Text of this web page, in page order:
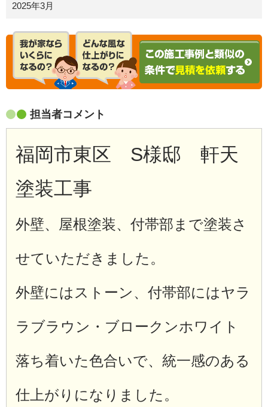
2025年3月
担当者コメント
福岡市東区 S様邸 軒天
塗装工事
外壁、屋根塗装、付帯部まで塗装さ
せていただきました。
外壁にはストーン、付帯部にはヤラ
ラブラウン・ブロークンホワイト
落ち着いた色合いで、統一感のある
仕上がりになりました。